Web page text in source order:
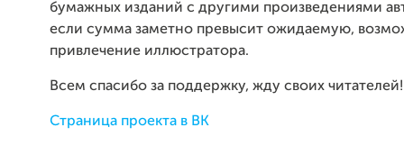
бумажных изданий с другими произведениями
если сумма заметно превысит ожидаемую,
привлечение иллюстратора.
Всем спасибо за поддержку, жду своих читателей!
Страница проекта в ВК